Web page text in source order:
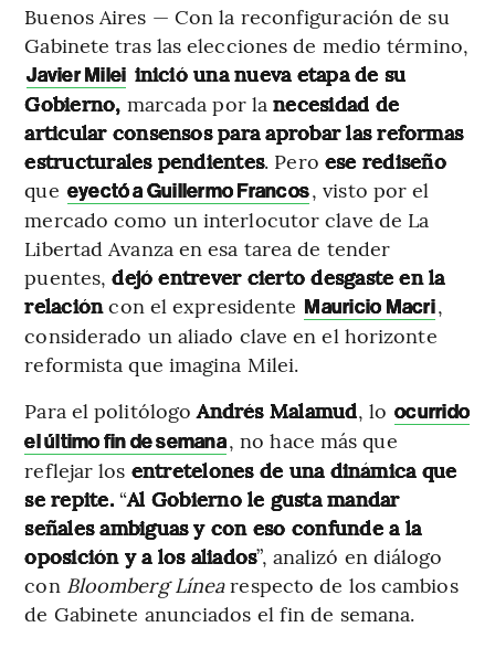
Buenos Aires — Con la reconfiguración de su
Gabinete tras las elecciones de medio término,
Javier Milei inició una nueva etapa de su
Gobierno, marcada por lanecesidad de
articular consensos para aprobar las reformas
estructurales pendientes. Pero ese rediseño
que eyectó a Guillermo Francos, visto por el
mercado como un interlocutor clave de La
Libertad Avanza en esa tarea de tender
puentes,dejó entrever cierto desgaste en la
relacióncon el expresidente Mauricio Macri,
considerado un aliado clave en el horizonte
reformista que imagina Milei.
Para el politólogoAndrés Malamud, lo ocurrido
el último fin de semana, no hace más que
reflejar los entretelones de una dinámica que
se repite.“Al Gobierno le gusta mandar
señales ambiguas y con eso confunde a la
oposición y a los aliados”, analizó en diálogo
con Bloomberg Línearespecto de los cambios
de Gabinete anunciados el fin de semana.